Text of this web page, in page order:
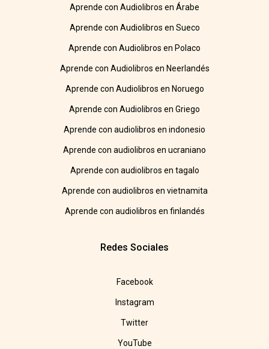
Aprende con Audiolibros en Árabe
Aprende con Audiolibros en Sueco
Aprende con Audiolibros en Polaco
Aprende con Audiolibros en Neerlandés
Aprende con Audiolibros en Noruego
Aprende con Audiolibros en Griego
Aprende con audiolibros en indonesio
Aprende con audiolibros en ucraniano
Aprende con audiolibros en tagalo
Aprende con audiolibros en vietnamita
Aprende con audiolibros en finlandés
Redes Sociales
Facebook
Instagram
Twitter
YouTube